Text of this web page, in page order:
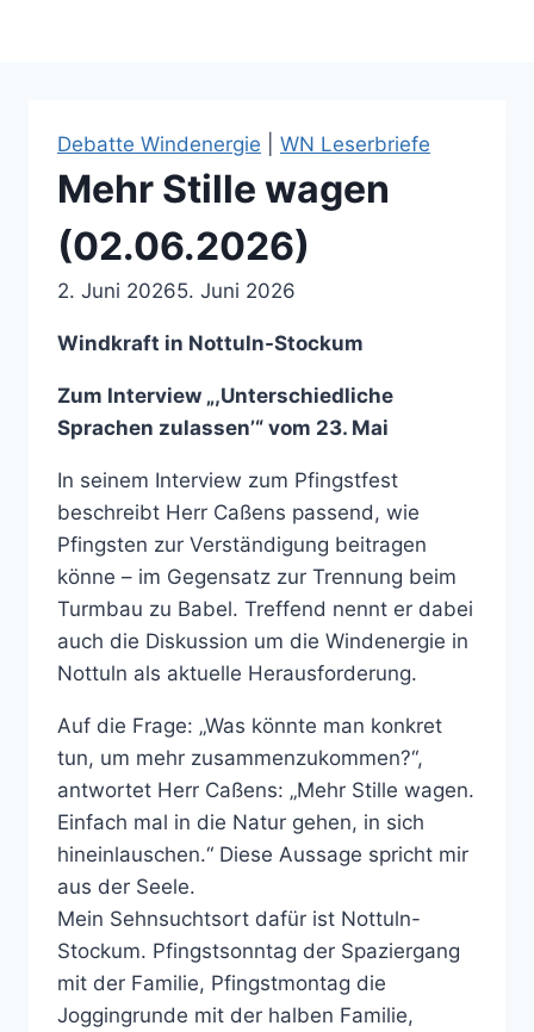
Debatte Windenergie WN Leserbriefe
Mehr Stille wagen
(02.06.2026)
2. Juni 20265. Juni 2026
Windkraft in Nottuln-Stockum
Zum Interview „,Unterschiedliche
Sprachen zulassen’“ vom 23. Mai
In seinem Interview zum Pfingstfest
beschreibt Herr Caßens passend, wie
Pfingsten zur Verständigung beitragen
könne – im Gegensatz zur Trennung beim
Turmbau zu Babel. Treffend nennt er dabei
auch die Diskussion um die Windenergie in
Nottuln als aktuelle Herausforderung.
Auf die Frage: „Was könnte man konkret
tun, um mehr zusammenzukommen?“,
antwortet Herr Caßens: „Mehr Stille wagen.
Einfach mal in die Natur gehen, in sich
hineinlauschen.“ Diese Aussage spricht mir
aus der Seele.
Mein Sehnsuchtsort dafür ist Nottuln-
Stockum. Pfingstsonntag der Spaziergang
mit der Familie, Pfingstmontag die
Joggingrunde mit der halben Familie,